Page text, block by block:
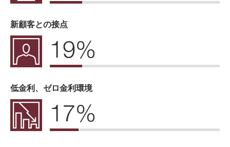
新顧客との接点
19%
低金利、ゼロ金利環境
17%